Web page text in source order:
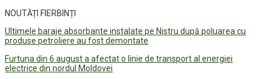
NOUTĂȚI FIERBINȚI
Ultimele baraje absorbante instalate pe Nistru după poluarea cu
produse petroliere au fost demontate
Furtuna din 6 august a afectat o linie de transport al energiei
electrice din nordul Moldovei